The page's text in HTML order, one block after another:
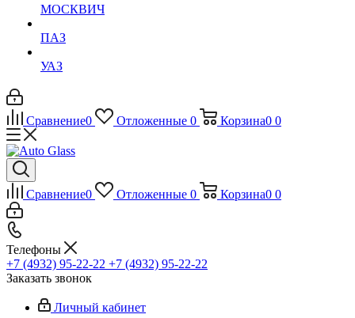
МОСКВИЧ
ПАЗ
УАЗ
Сравнение0 Отложенные 0 Корзина0 0
Сравнение0 Отложенные 0 Корзина0 0
Телефоны
+7 (4932) 95-22-22 +7 (4932) 95-22-22
Заказать звонок
Личный кабинет